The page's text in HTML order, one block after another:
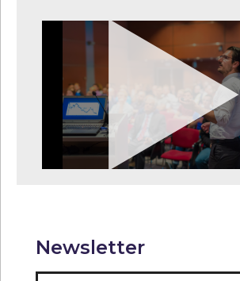
Newsletter